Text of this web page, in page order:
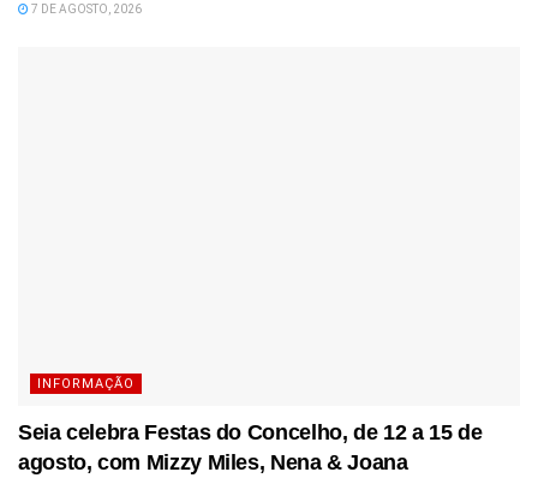
7 DE AGOSTO, 2026
INFORMAÇÃO
Seia celebra Festas do Concelho, de 12 a 15 de
agosto, com Mizzy Miles, Nena & Joana